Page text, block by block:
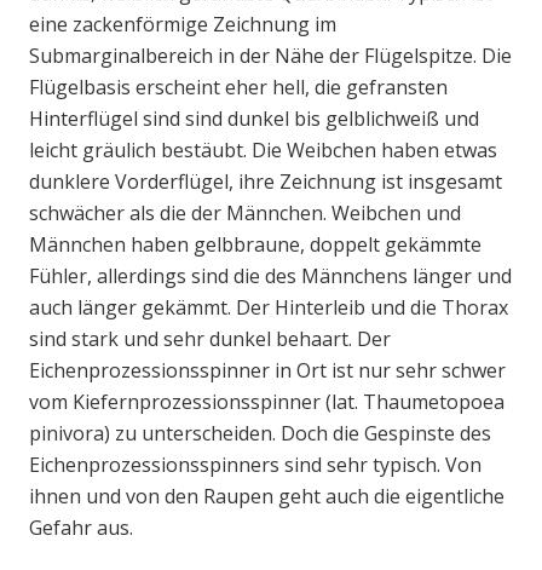
eine zackenförmige Zeichnung im
Submarginalbereich in der Nähe der Flügelspitze. Die
Flügelbasis erscheint eher hell, die gefransten
Hinterflügel sind sind dunkel bis gelblichweiß und
leicht gräulich bestäubt. Die Weibchen haben etwas
dunklere Vorderflügel, ihre Zeichnung ist insgesamt
schwächer als die der Männchen. Weibchen und
Männchen haben gelbbraune, doppelt gekämmte
Fühler, allerdings sind die des Männchens länger und
auch länger gekämmt. Der Hinterleib und die Thorax
sind stark und sehr dunkel behaart. Der
Eichenprozessionsspinner in Ort ist nur sehr schwer
vom Kiefernprozessionsspinner (lat. Thaumetopoea
pinivora) zu unterscheiden. Doch die Gespinste des
Eichenprozessionsspinners sind sehr typisch. Von
ihnen und von den Raupen geht auch die eigentliche
Gefahr aus.